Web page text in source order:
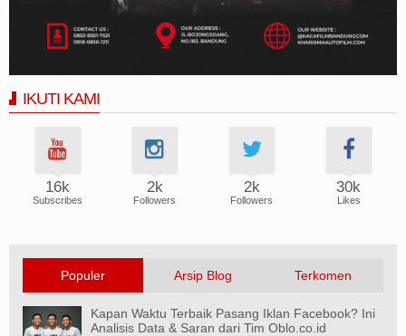
IKUTI KAMI
16k
Subscribes
2k
Followers
2k
Followers
30k
Likes
Populer Arsip Blog Terkomen
Kapan Waktu Terbaik Pasang Iklan Facebook? Ini
Analisis Data & Saran dari Tim Oblo.co.id